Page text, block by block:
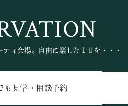
ィ会場。自由に楽しむ１日を・・・
も見学・相談予約